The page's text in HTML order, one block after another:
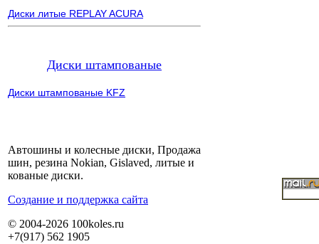
Диски литые REPLAY ACURA
Диски штампованые
Диски штампованые KFZ
Автошины и колесные диски, Продажа
шин, резина Nokian, Gislaved, литые и
кованые диски.
Cоздание и поддержка сайта
© 2004-2026 100koles.ru
+7(917) 562 1905